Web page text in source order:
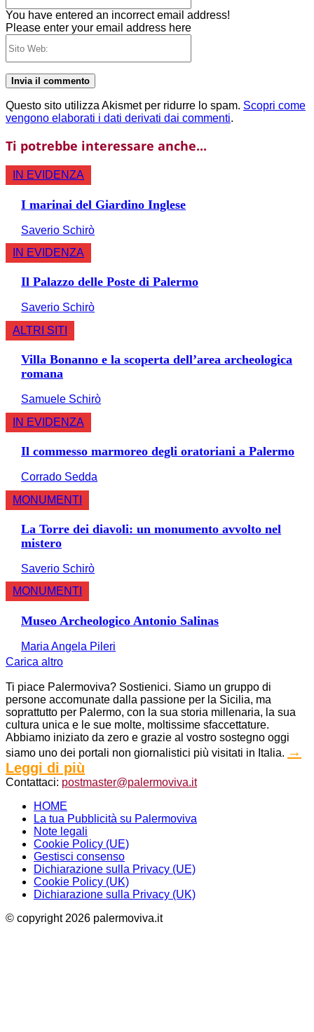
You have entered an incorrect email address!
Please enter your email address here
Questo sito utilizza Akismet per ridurre lo spam. Scopri come
vengono elaborati i dati derivati dai commenti.
Ti potrebbe interessare anche...
IN EVIDENZA
I marinai del Giardino Inglese
Saverio Schirò
IN EVIDENZA
Il Palazzo delle Poste di Palermo
Saverio Schirò
ALTRI SITI
Villa Bonanno e la scoperta dell’area archeologica
romana
Samuele Schirò
IN EVIDENZA
Il commesso marmoreo degli oratoriani a Palermo
Corrado Sedda
MONUMENTI
La Torre dei diavoli: un monumento avvolto nel
mistero
Saverio Schirò
MONUMENTI
Museo Archeologico Antonio Salinas
Maria Angela Pileri
Carica altro
Ti piace Palermoviva? Sostienici. Siamo un gruppo di
persone accomunate dalla passione per la Sicilia, ma
soprattutto per Palermo, con la sua storia millenaria, la sua
cultura unica e le sue molte, moltissime sfaccettature.
Abbiamo iniziato da zero e grazie al vostro sostegno oggi
siamo uno dei portali non giornalistici più visitati in Italia. →
Leggi di più
Contattaci: postmaster@palermoviva.it
HOME
La tua Pubblicità su Palermoviva
Note legali
Cookie Policy (UE)
Gestisci consenso
Dichiarazione sulla Privacy (UE)
Cookie Policy (UK)
Dichiarazione sulla Privacy (UK)
© copyright 2026 palermoviva.it